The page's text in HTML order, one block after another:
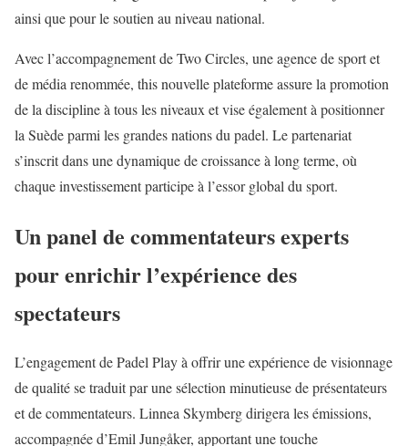
ainsi que pour le soutien au niveau national.
Avec l’accompagnement de Two Circles, une agence de sport et
de média renommée, this nouvelle plateforme assure la promotion
de la discipline à tous les niveaux et vise également à positionner
la Suède parmi les grandes nations du padel. Le partenariat
s’inscrit dans une dynamique de croissance à long terme, où
chaque investissement participe à l’essor global du sport.
Un panel de commentateurs experts
pour enrichir l’expérience des
spectateurs
L’engagement de Padel Play à offrir une expérience de visionnage
de qualité se traduit par une sélection minutieuse de présentateurs
et de commentateurs. Linnea Skymberg dirigera les émissions,
accompagnée d’Emil Jungåker, apportant une touche